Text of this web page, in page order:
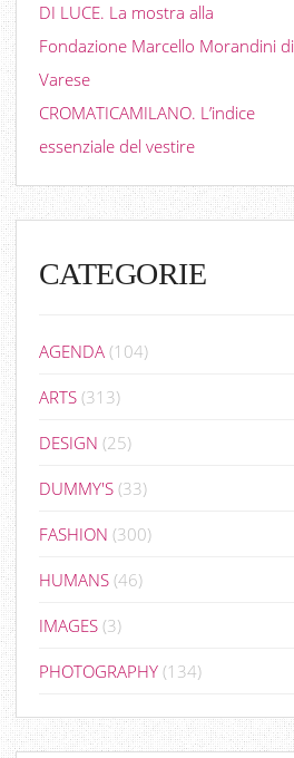
DI LUCE. La mostra alla
Fondazione Marcello Morandini di
Varese
CROMATICAMILANO. L’indice
essenziale del vestire
CATEGORIE
AGENDA (104)
ARTS (313)
DESIGN (25)
DUMMY'S (33)
FASHION (300)
HUMANS (46)
IMAGES (3)
PHOTOGRAPHY (134)